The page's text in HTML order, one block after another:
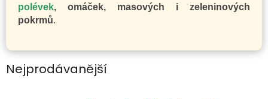
polévek, omáček, masových i zeleninových
pokrmů.
Nejprodávanější